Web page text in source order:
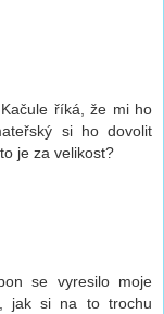
říká, že mi ho
si ho dovolit
je za velikost?
se vyresilo moje
jak si na to trochu